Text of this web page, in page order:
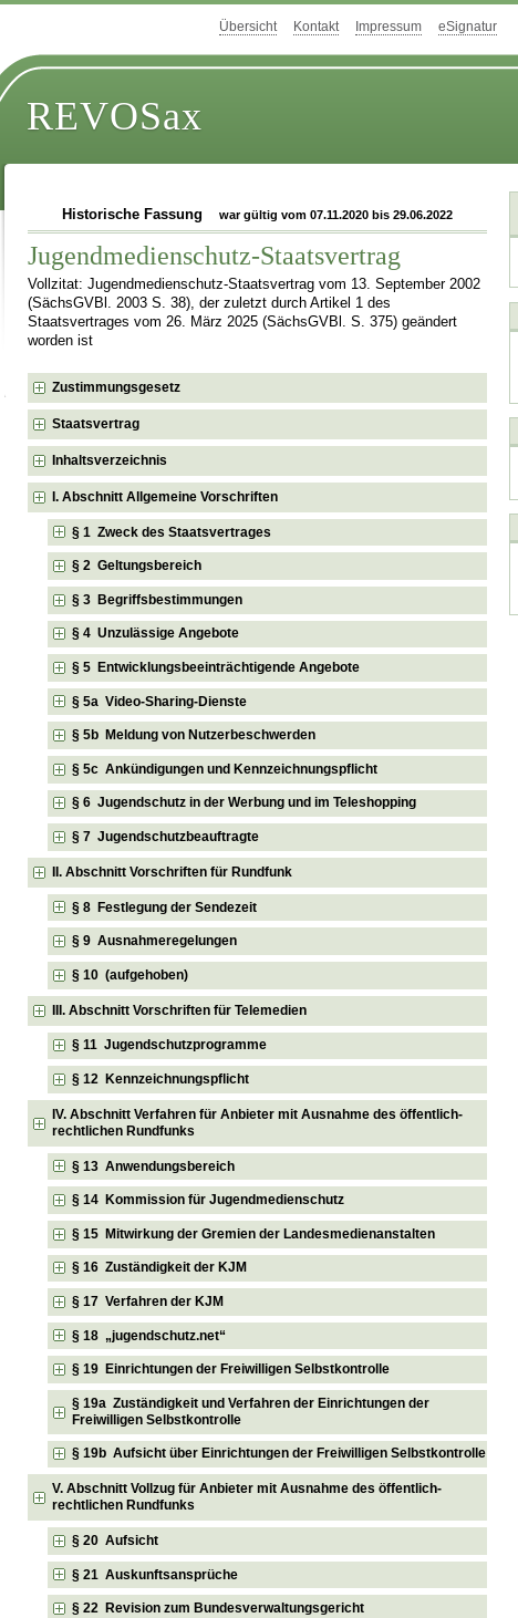
Übersicht Kontakt Impressum eSignatur
REVOSax
Historische Fassung war gültig vom 07.11.2020 bis 29.06.2022
Jugendmedienschutz-Staatsvertrag
Vollzitat: Jugendmedienschutz-Staatsvertrag vom 13. September 2002
(SächsGVBl. 2003 S. 38), der zuletzt durch Artikel 1 des
Staatsvertrages vom 26. März 2025 (SächsGVBl. S. 375) geändert
worden ist
Zustimmungsgesetz
Staatsvertrag
Inhaltsverzeichnis
I. Abschnitt Allgemeine Vorschriften
§ 1 Zweck des Staatsvertrages
§ 2 Geltungsbereich
§ 3 Begriffsbestimmungen
§ 4 Unzulässige Angebote
§ 5 Entwicklungsbeeinträchtigende Angebote
§ 5a Video-Sharing-Dienste
§ 5b Meldung von Nutzerbeschwerden
§ 5c Ankündigungen und Kennzeichnungspflicht
§ 6 Jugendschutz in der Werbung und im Teleshopping
§ 7 Jugendschutzbeauftragte
II. Abschnitt Vorschriften für Rundfunk
§ 8 Festlegung der Sendezeit
§ 9 Ausnahmeregelungen
§ 10 (aufgehoben)
III. Abschnitt Vorschriften für Telemedien
§ 11 Jugendschutzprogramme
§ 12 Kennzeichnungspflicht
IV. Abschnitt Verfahren für Anbieter mit Ausnahme des öffentlich-
rechtlichen Rundfunks
§ 13 Anwendungsbereich
§ 14 Kommission für Jugendmedienschutz
§ 15 Mitwirkung der Gremien der Landesmedienanstalten
§ 16 Zuständigkeit der KJM
§ 17 Verfahren der KJM
§ 18 „jugendschutz.net“
§ 19 Einrichtungen der Freiwilligen Selbstkontrolle
§ 19a Zuständigkeit und Verfahren der Einrichtungen der
Freiwilligen Selbstkontrolle
§ 19b Aufsicht über Einrichtungen der Freiwilligen Selbstkontrolle
V. Abschnitt Vollzug für Anbieter mit Ausnahme des öffentlich-
rechtlichen Rundfunks
§ 20 Aufsicht
§ 21 Auskunftsansprüche
§ 22 Revision zum Bundesverwaltungsgericht